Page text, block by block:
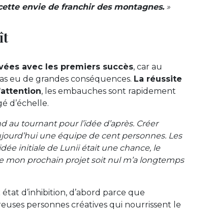
envie de franchir des montagnes. »
avec les premiers succès, car au
eu de grandes conséquences. La réussite
, les embauches sont rapidement
d’échelle.
tournant pour l’idée d’après. Créer
une équipe de cent personnes. Les
initiale de Lunii était une chance, le
mon prochain projet soit nul m’a longtemps
d’inhibition, d’abord parce que
personnes créatives qui nourrissent le